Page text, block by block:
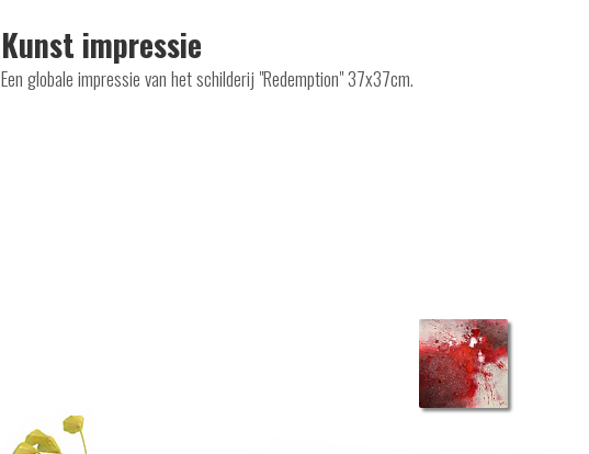
Kunst impressie
Een globale impressie van het schilderij "Redemption" 37x37cm.